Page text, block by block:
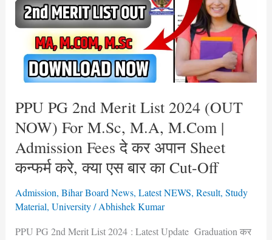
PPU PG 2nd Merit List 2024 (OUT
NOW) For M.Sc, M.A, M.Com |
Admission Fees दे कर अपान Sheet
कन्फर्म करे, क्या एस बार का Cut-Off
Admission, Bihar Board News, Latest NEWS, Result, Study
Material, University/Abhishek Kumar
PPU PG 2nd Merit List 2024 : Latest Update Graduation कर
Merit
List
2024
(OUT
NOW)
For
M.Sc,
M.Com
|
Admission
दे
अपान